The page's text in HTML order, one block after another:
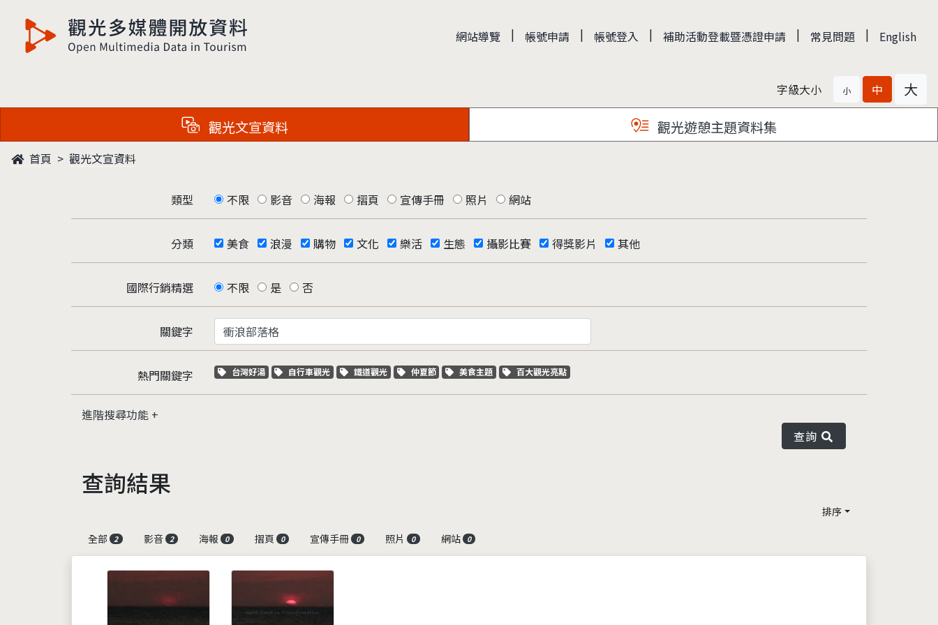
觀光多媒體開放資料 網站導覽 | 帳號申請 | 帳號登入 | 補助活動登載暨憑證申請 | 常見問題 | English
字級大小 小 中 大
觀光文宣資料 觀光遊憩主題資料集
首頁 觀光文宣資料
類型 不限 影音 海報 摺頁 宣傳手冊 照片 網站
分類 美食 浪漫 購物 文化 樂活 生態 攝影比賽 得獎影片 其他
國際行銷精選 不限 是 否
關鍵字
熱門關鍵字 關鍵字標籤
台灣好湯 關鍵字標籤
自行車觀光 關鍵字標籤
鐵道觀光 關鍵字標籤
仲夏節 關鍵字標籤
美食主題 關鍵字標籤
百大觀光亮點
進階搜尋功能
查詢
查詢結果
排序
全部
2 影音 2 海報 0 摺頁 0 宣傳手冊 0 照片 0 網站 0